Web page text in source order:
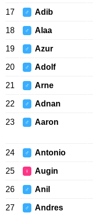
17 ♂ Adib
18 ♂ Alaa
19 ♂ Azur
20 ♂ Adolf
21 ♂ Arne
22 ♂ Adnan
23 ♂ Aaron
24 ♂ Antonio
25 ♀ Augin
26 ♂ Anil
27 ♂ Andres